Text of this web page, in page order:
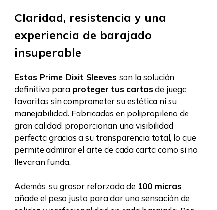
Claridad, resistencia y una
experiencia de barajado
insuperable
Estas Prime Dixit Sleeves son la solución
definitiva para proteger tus cartasde juego
favoritas sin comprometer su estética ni su
manejabilidad. Fabricadas en polipropileno de
gran calidad, proporcionan una visibilidad
perfecta gracias a su transparencia total, lo que
permite admirar el arte de cada carta como si no
llevaran funda.
Además, su grosor reforzado de 100 micras
añade el peso justo para dar una sensación de